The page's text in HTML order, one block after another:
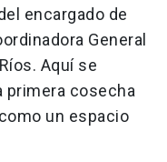
encargado de
General
Aquí se
primera cosecha
un espacio